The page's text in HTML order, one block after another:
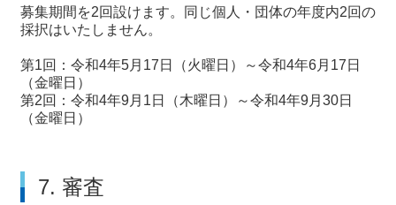
募集期間を2回設けます。同じ個人・団体の年度内2回の
採択はいたしません。
第1回：令和4年5月17日（火曜日）～令和4年6月17日
（金曜日）
第2回：令和4年9月1日（木曜日）～令和4年9月30日
（金曜日）
7. 審査